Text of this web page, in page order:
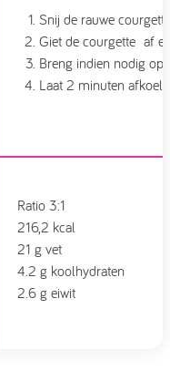
Snij de rauwe
Giet de courgette af
Breng indien nodig op
Laat 2 minuten
Ratio 3:1
216,2 kcal
21 g vet
4.2 g koolhydraten
2.6 g eiwit